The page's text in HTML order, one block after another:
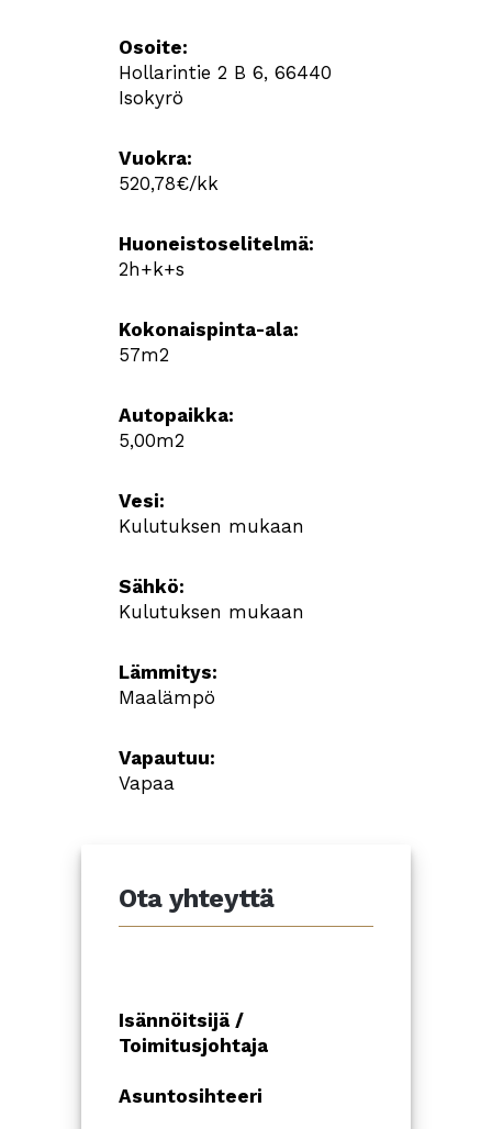
Osoite:
Hollarintie 2 B 6, 66440
Isokyrö
Vuokra:
520,78€/kk
Huoneistoselitelmä:
2h+k+s
Kokonaispinta-ala:
57m2
Autopaikka:
5,00m2
Vesi:
Kulutuksen mukaan
Sähkö:
Kulutuksen mukaan
Lämmitys:
Maalämpö
Vapautuu:
Vapaa
Ota yhteyttä
Isännöitsijä /
Toimitusjohtaja
Asuntosihteeri